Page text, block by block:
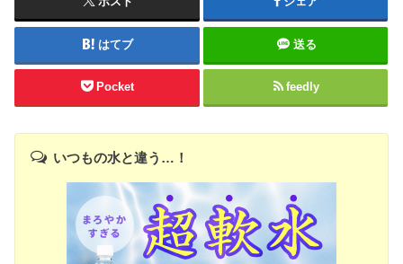
はてブ 送る
Pocket feedly
いつもの水と違う…！